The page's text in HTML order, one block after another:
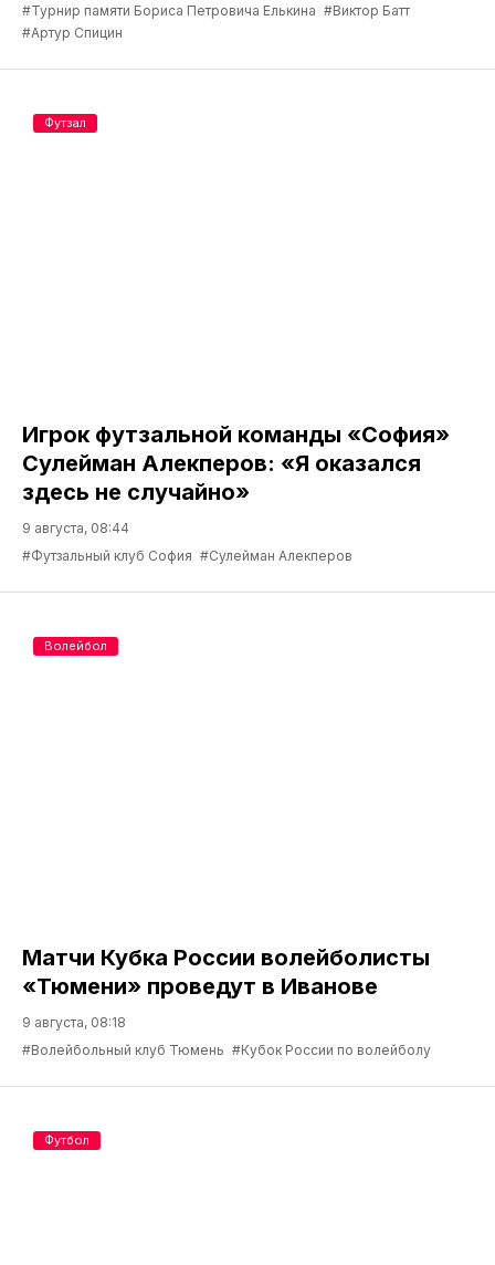
#Турнир памяти Бориса Петровича Елькина #Виктор Батт
#Артур Спицин
Игрок футзальной команды «София»
Сулейман Алекперов: «Я оказался
здесь не случайно»
9 августа, 08:44
#Футзальный клуб София #Сулейман Алекперов
Футзал
Матчи Кубка России волейболисты
«Тюмени» проведут в Иванове
9 августа, 08:18
#Волейбольный клуб Тюмень #Кубок России по волейболу
Волейбол
Футбол